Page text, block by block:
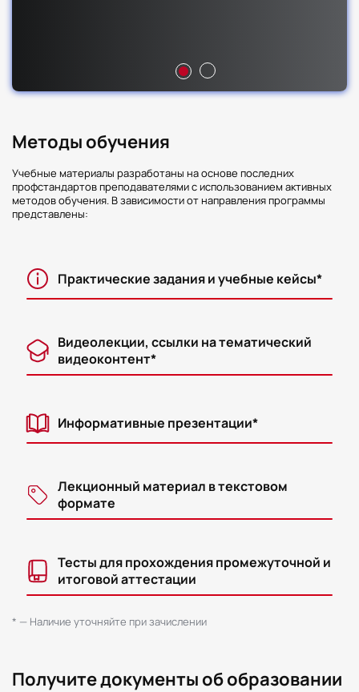
Методы обучения
Учебные материалы разработаны на основе последних
профстандартов преподавателями с использованием активных
методов обучения. В зависимости от направления программы
представлены:
Практические задания и учебные кейсы*
Видеолекции, ссылки на тематический
видеоконтент*
Информативные презентации*
Лекционный материал в текстовом
формате
Тесты для прохождения промежуточной и
итоговой аттестации
* — Наличие уточняйте при зачислении
Получите документы об образовании